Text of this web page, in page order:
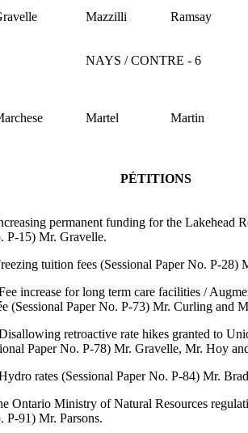
Mazzilli
Ramsay
NAYS / CONTRE - 6
Martel Martin
PÉTITIONS
permanent funding for the Lakehead
P-15) Mr. Gravelle.
tuition fees (Sessional Paper No. P-28)
increase for long term care facilities /
(Sessional Paper No. P-73) Mr. Curling and
retroactive rate hikes granted to
Paper No. P-78) Mr. Gravelle, Mr. Hoy
rates (Sessional Paper No. P-84) Mr.
Ontario Ministry of Natural Resources
P-91) Mr. Parsons.